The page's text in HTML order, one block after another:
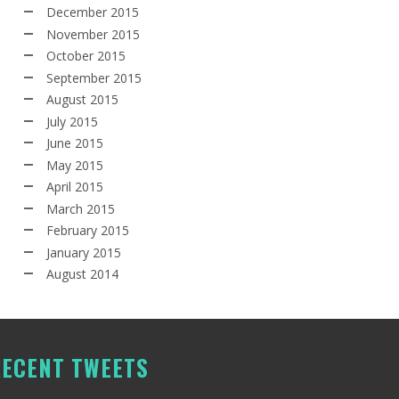
December 2015
November 2015
October 2015
September 2015
August 2015
July 2015
June 2015
May 2015
April 2015
March 2015
February 2015
January 2015
August 2014
TWEETS